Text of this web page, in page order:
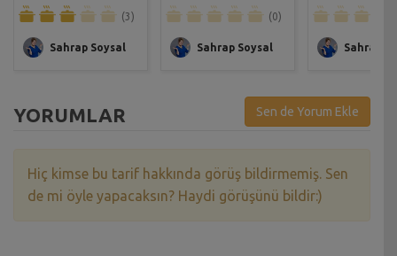
(3)
Sahrap Soysal
(0)
Sahrap Soysal Sahrap
YORUMLAR Sen de Yorum Ekle
Hiç kimse bu tarif hakkında görüş bildirmemiş. Sen
de mi öyle yapacaksın? Haydi görüşünü bildir:)